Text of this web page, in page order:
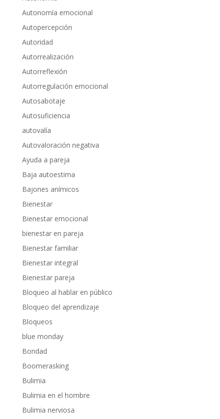
Autonomía emocional
Autopercepción
Autoridad
Autorrealización
Autorreflexión
Autorregulación emocional
Autosabotaje
Autosuficiencia
autovalía
Autovaloración negativa
Ayuda a pareja
Baja autoestima
Bajones anímicos
Bienestar
Bienestar emocional
bienestar en pareja
Bienestar familiar
Bienestar integral
Bienestar pareja
Bloqueo al hablar en público
Bloqueo del aprendizaje
Bloqueos
blue monday
Bondad
Boomerasking
Bulimia
Bulimia en el hombre
Bulimia nerviosa